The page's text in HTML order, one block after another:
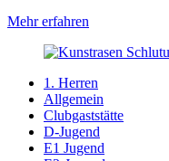
Mehr erfahren
1. Herren
Allgemein
Clubgaststätte
D-Jugend
E1 Jugend